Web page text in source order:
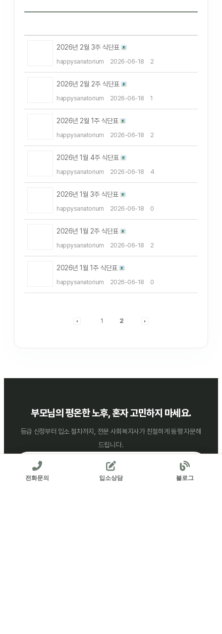
전화문의 입소상담 블로그
2026년 2월 3주 식단표
happysanatorium 2026-06-18 2
2026년 2월 2주 식단표
happysanatorium 2026-06-18 1
2026년 2월 1주 식단표
happysanatorium 2026-06-18 2
2026년 1월 4주 식단표
happysanatorium 2026-06-18 4
2026년 1월 3주 식단표
happysanatorium 2026-06-18 0
2026년 1월 2주 식단표
happysanatorium 2026-06-18 2
2026년 1월 1주 식단표
happysanatorium 2026-06-18 0
1 2
부모님의 평온한 노후, 혼자 고민하지 마세요.
등급 신청부터 입소 절차까지, 전문 사회복지사가 친절하게 동행 자문해
드립니다.
031-564-2300